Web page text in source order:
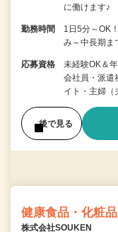
に働けます♪
勤務時間
1日5分～OK
み～中長期
応募資格
未経験OK＆
会社員・派遣
イト・主婦
後で見る
健康食品・化粧
株式会社SOUKEN